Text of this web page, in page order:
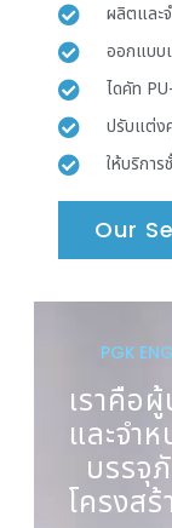
ผลิตและ
ออกแบบ
ไดคัท
ปรับแต่ง
ให้บริกา
Our
PGK
เราคือ
และจำ
บรรจุ
โครงส